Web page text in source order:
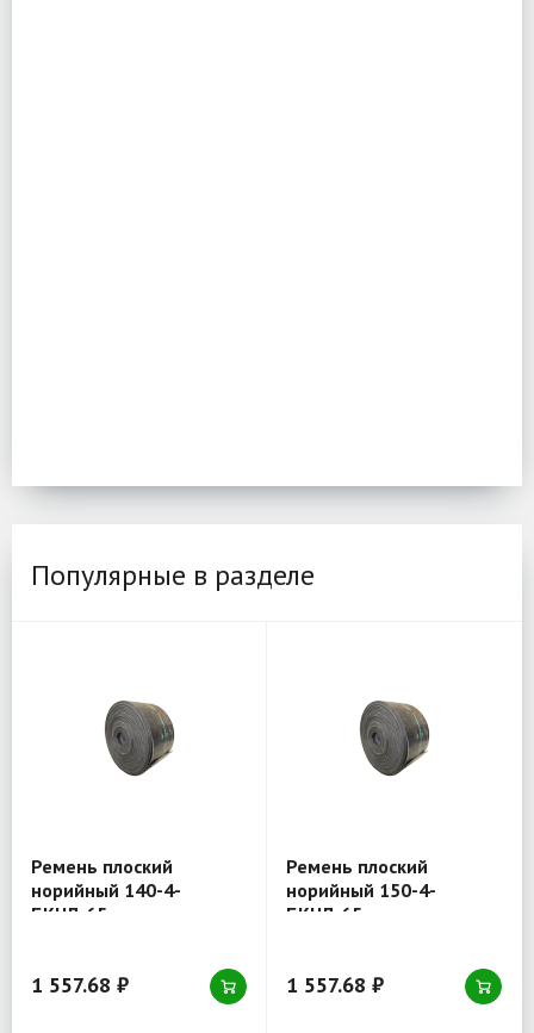
Популярные в разделе
Ремень плоский
норийный 140-4-
БКНЛ-65
1 557.68 ₽
Ремень плоский
норийный 150-4-
БКНЛ-65
1 557.68 ₽